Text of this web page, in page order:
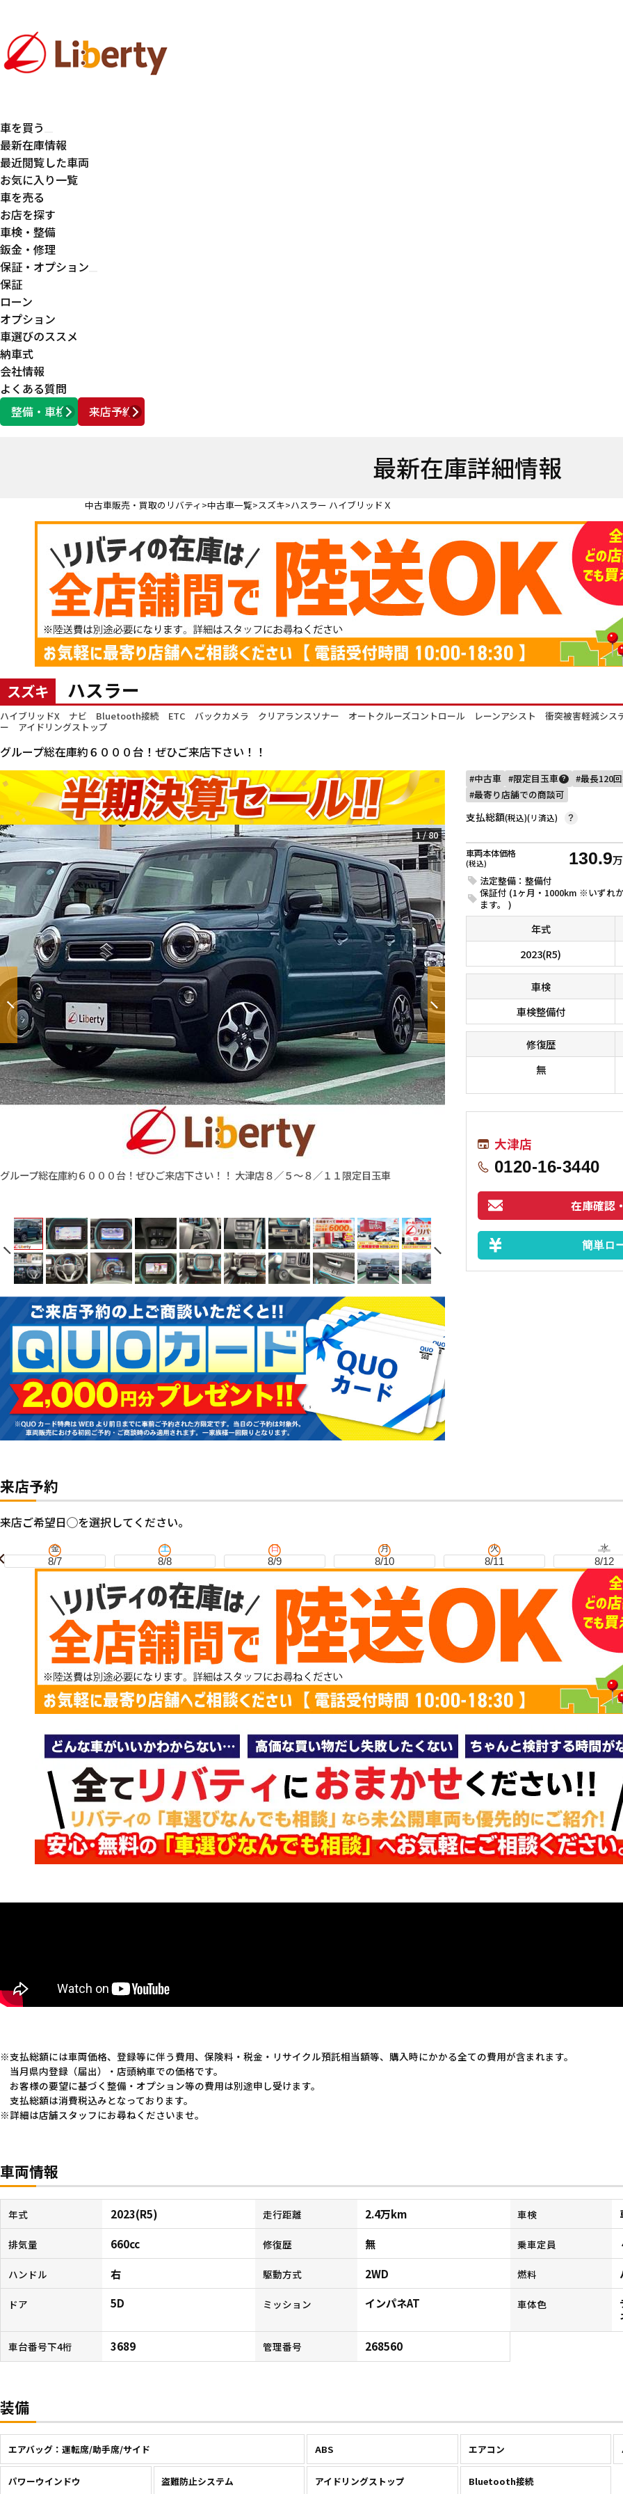
車を買う
最新在庫情報
最近閲覧した車両
お気に入り一覧
車を売る
お店を探す
車検・整備
鈑金・修理
保証・オプション
保証
ローン
オプション
車選びのススメ
納車式
会社情報
よくある質問
整備・車検
来店予約
営業時間 AM10:00 ～ PM6:00
最新在庫詳細情報
中古車販売・買取のリバティ 中古車一覧 スズキ ハスラー ハイブリッドＸ
スズキ ハスラー
ハイブリッドX ナビ Bluetooth接続 ETC バックカメラ クリアランスソナー オートクルーズコントロール レーンアシスト 衝突被害軽減シ
ー アイドリングストップ
グループ総在庫約６０００台！ぜひご来店下さい！！
グループ総在庫約６０００台！ぜひご来店下さい！！ 大津店８／５〜８／１１限定目玉車 便利なナビ付！旅行やレジャーにと様
1/80
中古車 限定目玉車 ?
最長120
最寄り店舗での商談可
支払総額(税込)(リ済込) ?
車両本体価格
(税込) 130.9
法定整備：整備付
保証付 (1ヶ月・1000km ※いずれ
ます。 )
年式
2023(R5)
車検
車検整備付
修復歴
無
大津店
0120-16-3440
在庫確認
簡単ロ
来店予約
来店ご希望日◯を選択してください。
金
8/7
土
8/8
日
8/9
月
8/10
火
8/11
水
8/12
支払総額には車両価格、登録等に伴う費用、保険料・税金・リサイクル預託相当額等、購入時にかかる全ての費用が含まれます。
当月県内登録（届出）・店頭納車での価格です。
お客様の要望に基づく整備・オプション等の費用は別途申し受けます。
支払総額は消費税込みとなっております。
詳細は店舗スタッフにお尋ねくださいませ。
車両情報
年式 2023(R5) 走行距離 2.4万km 車検
排気量 660cc 修復歴 無 乗車定員
ハンドル 右 駆動方式 2WD 燃料
ドア 5D ミッション インパネAT 車体色
車台番号下4桁 3689 管理番号 268560
装備
エアバッグ：運転席/助手席/サイド ABS エアコン
パワーウインドウ 盗難防止システム アイドリングストップ Bluetooth接続